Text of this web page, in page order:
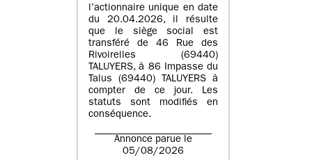
l’actionnaire unique en date
du 20.04.2026, il résulte
que le siège social est
transféré de 46 Rue des
Rivoirelles (69440)
TALUYERS, à 86 Impasse du
Talus (69440) TALUYERS à
compter de ce jour. Les
statuts sont modifiés en
conséquence.
Annonce parue le
05/08/2026